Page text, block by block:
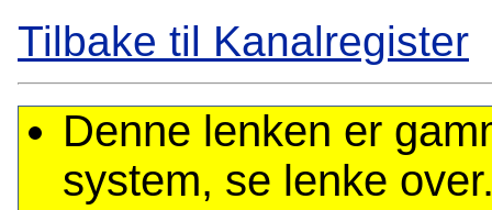
Tilbake til Kanalregister
Denne lenken er
system, se lenke